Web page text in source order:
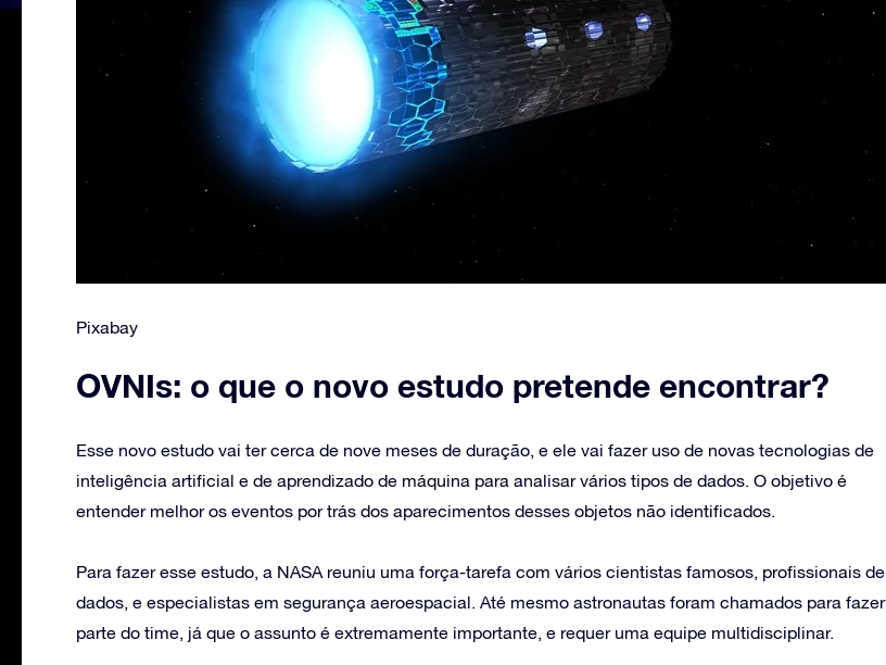
Pixabay
OVNIs: o que o novo estudo pretende encontrar?
Esse novo estudo vai ter cerca de nove meses de duração, e ele vai fazer uso de novas tecnologias de
inteligência artificial e de aprendizado de máquina para analisar vários tipos de dados. O objetivo é
entender melhor os eventos por trás dos aparecimentos desses objetos não identificados.
Para fazer esse estudo, a NASA reuniu uma força-tarefa com vários cientistas famosos, profissionais de
dados, e especialistas em segurança aeroespacial. Até mesmo astronautas foram chamados para fazer
parte do time, já que o assunto é extremamente importante, e requer uma equipe multidisciplinar.